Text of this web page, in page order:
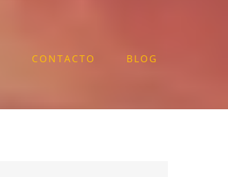
CONTACTO BLOG